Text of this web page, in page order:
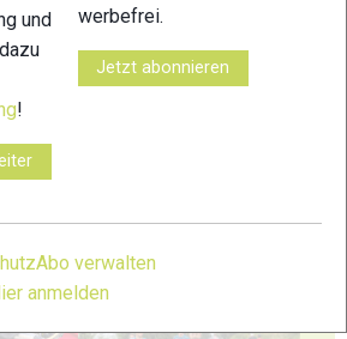
6
und
!
werbefrei.
Jetzt abonnieren
Abo verwalten
anmelden